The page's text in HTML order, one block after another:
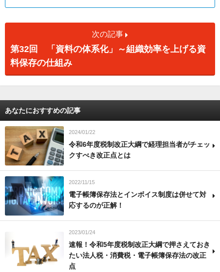
次の記事
第32回 「資料の体系化」～組織効率を上げる資
料保存の仕組み
あなたにおすすめの記事
2024/01/22
令和6年度税制改正大綱で経理担当者がチェッ
クすべき改正点とは
2022/11/15
電子帳簿保存法とインボイス制度は併せて対
応するのが正解！
2023/01/24
速報！令和5年度税制改正大綱で押さえておき
たい法人税・消費税・電子帳簿保存法の改正
点